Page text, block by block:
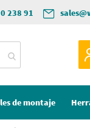
238 91
de montaje